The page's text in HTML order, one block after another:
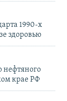
1990-х
здоровью
нефтяного
крае РФ